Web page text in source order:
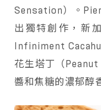
Sensation）。
出獨特創作，新
Infiniment
花生塔丁（
醬和焦糖的濃郁醇